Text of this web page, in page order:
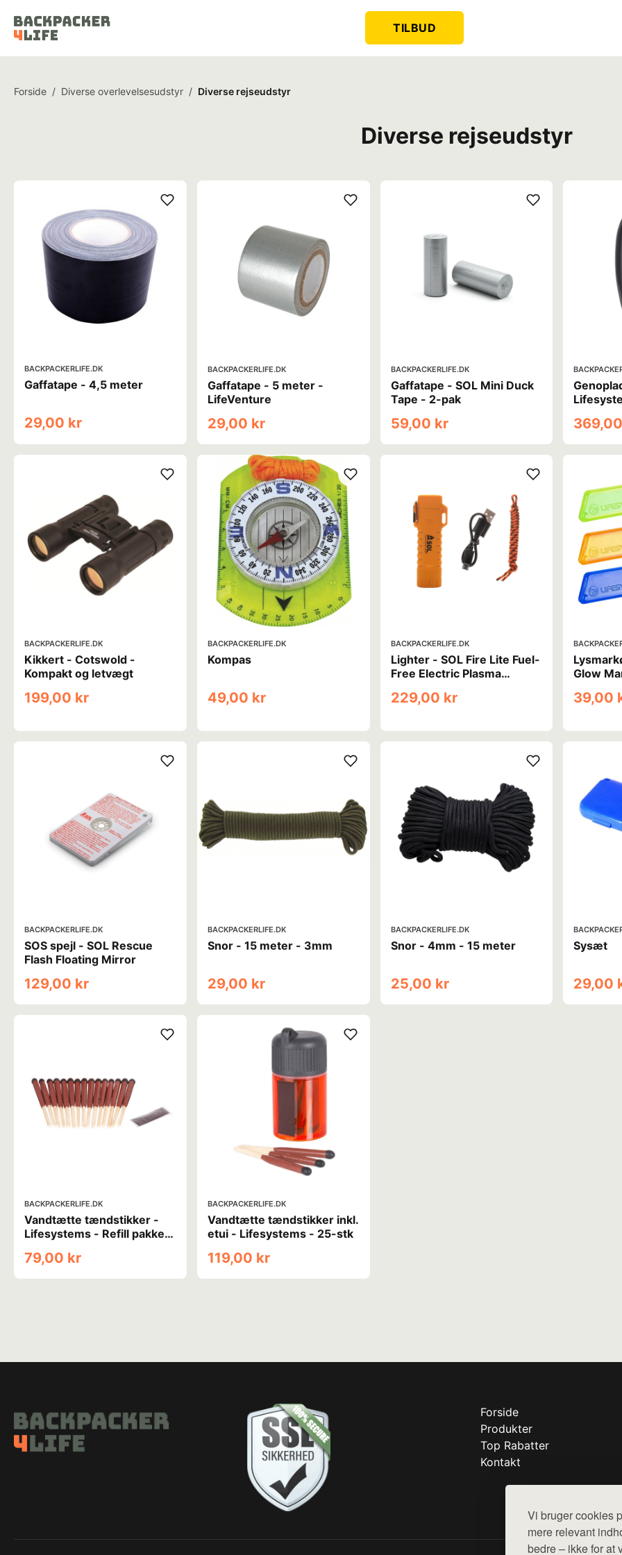
Vi bruger cookies
mere relevant
bedre – ikke for
TILBUD
Forside / Diverse overlevelsesudstyr / Diverse rejseudstyr
Diverse rejseudstyr
BACKPACKERLIFE.DK
Gaffatape - 4,5 meter
29,00 kr
BACKPACKERLIFE.DK
Gaffatape - 5 meter -
LifeVenture
29,00 kr
BACKPACKERLIFE.DK
Gaffatape - SOL Mini Duck
Tape - 2-pak
59,00 kr
BACKPACKERLIFE.DK
Kikkert - Cotswold -
Kompakt og letvægt
199,00 kr
BACKPACKERLIFE.DK
Kompas
49,00 kr
BACKPACKERLIFE.DK
Lighter - SOL Fire Lite Fuel-
Free Electric Plasma
229,00 kr
Glow
39,00
BACKPACKERLIFE.DK
SOS spejl - SOL Rescue
Flash Floating Mirror
129,00 kr
BACKPACKERLIFE.DK
Snor - 15 meter - 3mm
29,00 kr
BACKPACKERLIFE.DK
Snor - 4mm - 15 meter
25,00 kr
Sysæt
29,00
BACKPACKERLIFE.DK
Vandtætte tændstikker -
Lifesystems - Refill pakke -
79,00 kr
BACKPACKERLIFE.DK
Vandtætte tændstikker inkl.
etui - Lifesystems - 25-stk
119,00 kr
Forside
Produkter
Top Rabatter
Kontakt